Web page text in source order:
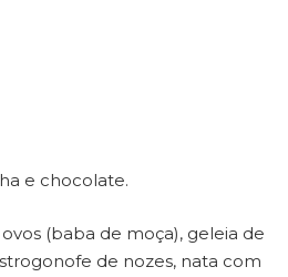
e chocolate.
(baba de moça), geleia de
de nozes, nata com